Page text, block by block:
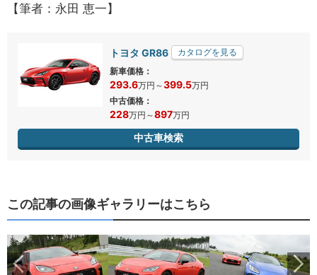
【筆者：永田 恵一】
トヨタ GR86
カタログを見る
新車価格：
293.6万円 ～399.5万円
中古価格：
228万円 ～897万円
中古車検索
この記事の画像ギャラリーはこちら